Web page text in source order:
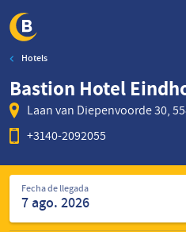
Skip
main
content
Hotels
Bastion Hotel
Laan van Diepenvoorde 30,
+3140-2092055
Encuentre
hoteles
Fecha de llegada